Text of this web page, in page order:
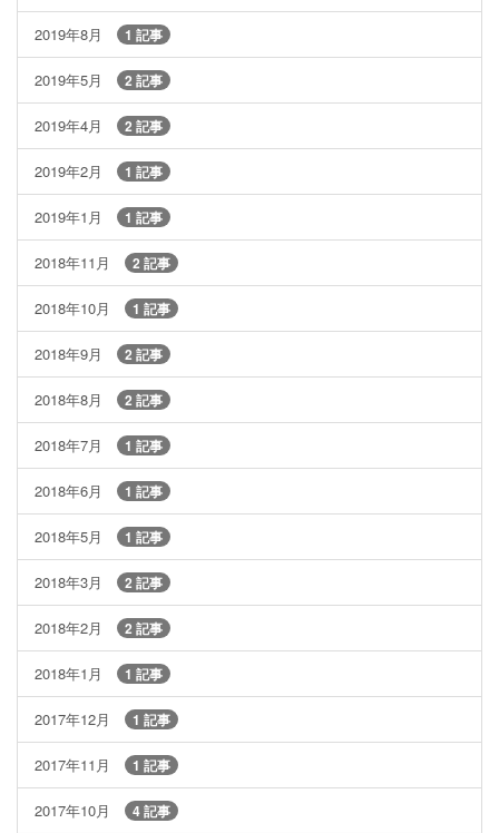
2019年8月 1 記事
2019年5月 2 記事
2019年4月 2 記事
2019年2月 1 記事
2019年1月 1 記事
2018年11月 2 記事
2018年10月 1 記事
2018年9月 2 記事
2018年8月 2 記事
2018年7月 1 記事
2018年6月 1 記事
2018年5月 1 記事
2018年3月 2 記事
2018年2月 2 記事
2018年1月 1 記事
2017年12月 1 記事
2017年11月 1 記事
2017年10月 4 記事